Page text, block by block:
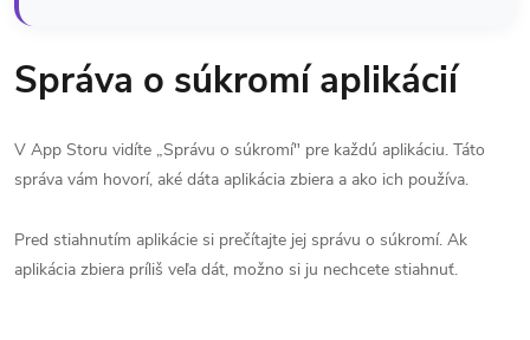
Správa o súkromí aplikácií
V App Storu vidíte „Správu o súkromí" pre každú aplikáciu. Táto
správa vám hovorí, aké dáta aplikácia zbiera a ako ich používa.
Pred stiahnutím aplikácie si prečítajte jej správu o súkromí. Ak
aplikácia zbiera príliš veľa dát, možno si ju nechcete stiahnuť.